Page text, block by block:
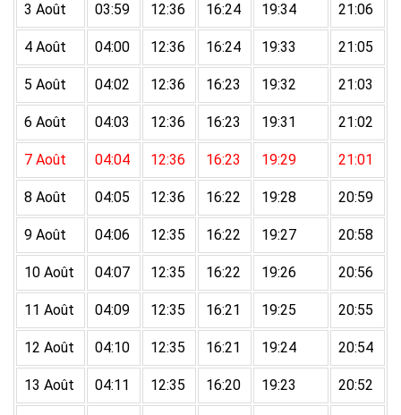
3 Août 03:59 12:36 16:24 19:34 21:06
4 Août 04:00 12:36 16:24 19:33 21:05
5 Août 04:02 12:36 16:23 19:32 21:03
6 Août 04:03 12:36 16:23 19:31 21:02
7 Août 04:04 12:36 16:23 19:29 21:01
8 Août 04:05 12:36 16:22 19:28 20:59
9 Août 04:06 12:35 16:22 19:27 20:58
10 Août 04:07 12:35 16:22 19:26 20:56
11 Août 04:09 12:35 16:21 19:25 20:55
12 Août 04:10 12:35 16:21 19:24 20:54
13 Août 04:11 12:35 16:20 19:23 20:52